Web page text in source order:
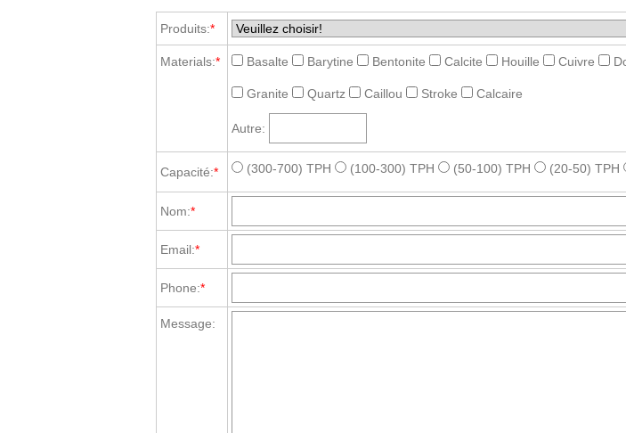
Produits:*
Materials:* Basalte Barytine Bentonite Calcite Houille Cuivre
Granite Quartz Caillou Stroke Calcaire
Autre:
Capacité:* (300-700) TPH (100-300) TPH (50-100) TPH (20-50) TPH
Nom:*
Email:*
Phone:*
Message: